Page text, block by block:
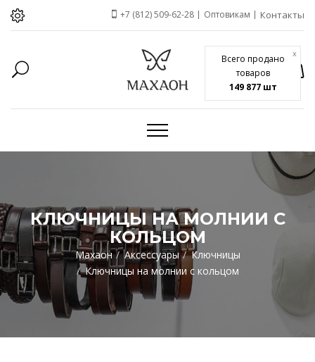
Всего продано
товаров
149 877 шт
x
+7 (812) 509-62-28 Оптовикам Контакты
КЛЮЧНИЦЫ НА МОЛНИИ C
КОЛЬЦОМ
Махаон Аксессуары
Ключницы
Ключницы на молнии c кольцом